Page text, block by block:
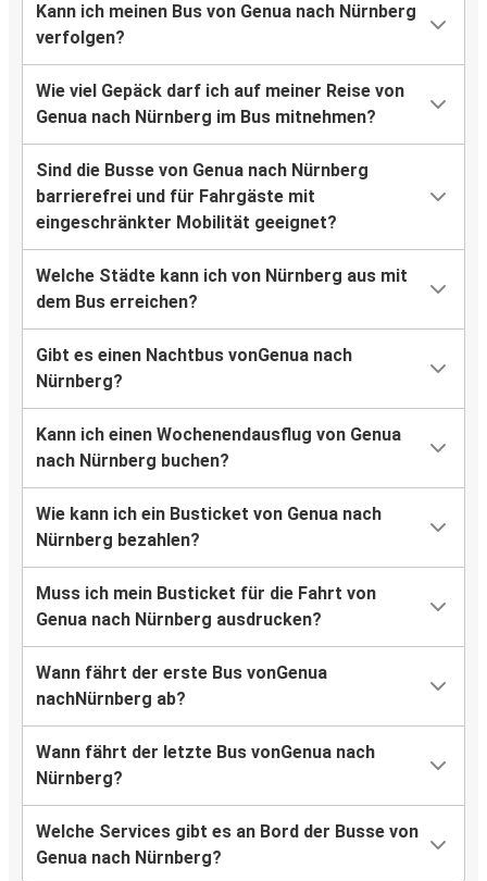
Kann ich meinen Bus von Genua nach Nürnberg
verfolgen?
Wie viel Gepäck darf ich auf meiner Reise von
Genua nach Nürnberg im Bus mitnehmen?
Sind die Busse von Genua nach Nürnberg
barrierefrei und für Fahrgäste mit
eingeschränkter Mobilität geeignet?
Welche Städte kann ich von Nürnberg aus mit
dem Bus erreichen?
Gibt es einen Nachtbus vonGenua nach
Nürnberg?
Kann ich einen Wochenendausflug von Genua
nach Nürnberg buchen?
Wie kann ich ein Busticket von Genua nach
Nürnberg bezahlen?
Muss ich mein Busticket für die Fahrt von
Genua nach Nürnberg ausdrucken?
Wann fährt der erste Bus vonGenua
nachNürnberg ab?
Wann fährt der letzte Bus vonGenua nach
Nürnberg?
Welche Services gibt es an Bord der Busse von
Genua nach Nürnberg?